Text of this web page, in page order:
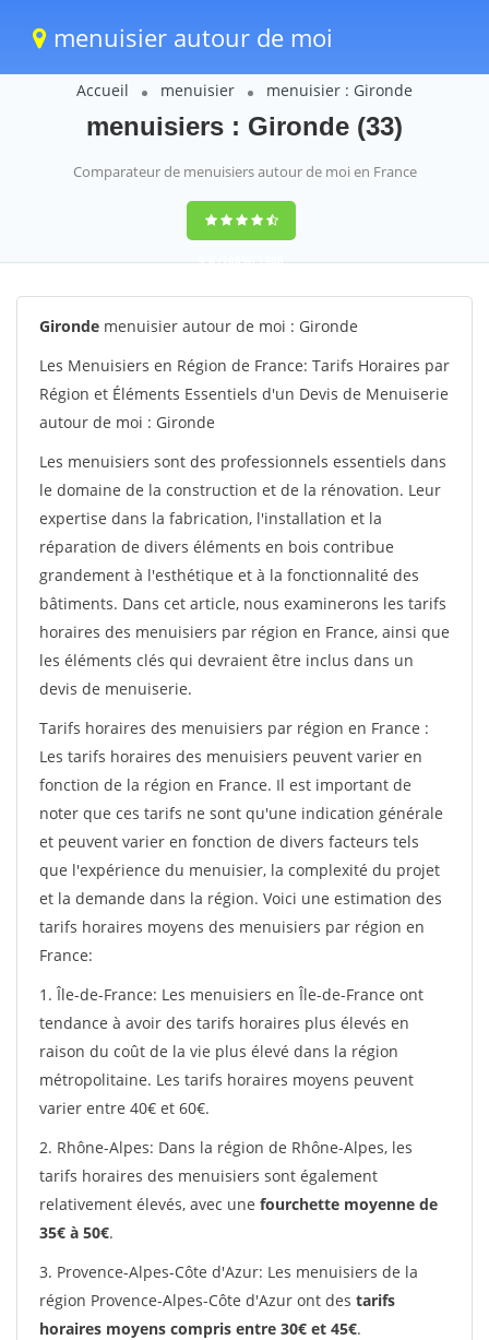
menuisier autour de moi
Accueil menuisier menuisier : Gironde
menuisiers : Gironde (33)
Comparateur de menuisiers autour de moi en France
9,6(100%)1388
votes
Gironde menuisier autour de moi : Gironde
Les Menuisiers en Région de France: Tarifs Horaires par
Région et Éléments Essentiels d'un Devis de Menuiserie
autour de moi : Gironde
Les menuisiers sont des professionnels essentiels dans
le domaine de la construction et de la rénovation. Leur
expertise dans la fabrication, l'installation et la
réparation de divers éléments en bois contribue
grandement à l'esthétique et à la fonctionnalité des
bâtiments. Dans cet article, nous examinerons les tarifs
horaires des menuisiers par région en France, ainsi que
les éléments clés qui devraient être inclus dans un
devis de menuiserie.
Tarifs horaires des menuisiers par région en France :
Les tarifs horaires des menuisiers peuvent varier en
fonction de la région en France. Il est important de
noter que ces tarifs ne sont qu'une indication générale
et peuvent varier en fonction de divers facteurs tels
que l'expérience du menuisier, la complexité du projet
et la demande dans la région. Voici une estimation des
tarifs horaires moyens des menuisiers par région en
France:
1. Île-de-France: Les menuisiers en Île-de-France ont
tendance à avoir des tarifs horaires plus élevés en
raison du coût de la vie plus élevé dans la région
métropolitaine. Les tarifs horaires moyens peuvent
varier entre 40€ et 60€.
2. Rhône-Alpes: Dans la région de Rhône-Alpes, les
tarifs horaires des menuisiers sont également
relativement élevés, avec une fourchette moyenne de
35€ à 50€.
3. Provence-Alpes-Côte d'Azur: Les menuisiers de la
région Provence-Alpes-Côte d'Azur ont des tarifs
horaires moyens compris entre 30€ et 45€.